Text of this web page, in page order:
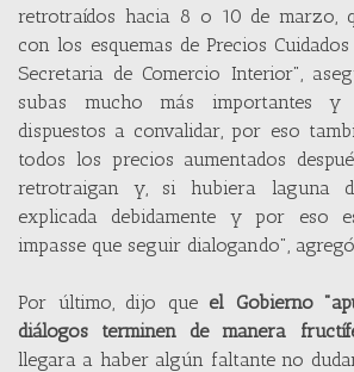
retrotraídos hacia 8 o 10 de marzo,
con los esquemas de Precios
Secretaria de Comercio Interior",
subas mucho más importantes
dispuestos a convalidar, por eso
todos los precios aumentados
retrotraigan y, si hubiera laguna
explicada debidamente y por eso
impasse que seguir dialogando", agregó.
Por último, dijo que el Gobierno
diálogos terminen de manera
llegara a haber algún faltante no